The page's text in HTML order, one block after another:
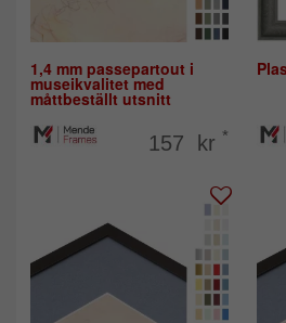
1,4 mm passepartout i
museikvalitet med
måttbeställt utsnitt
157 kr *